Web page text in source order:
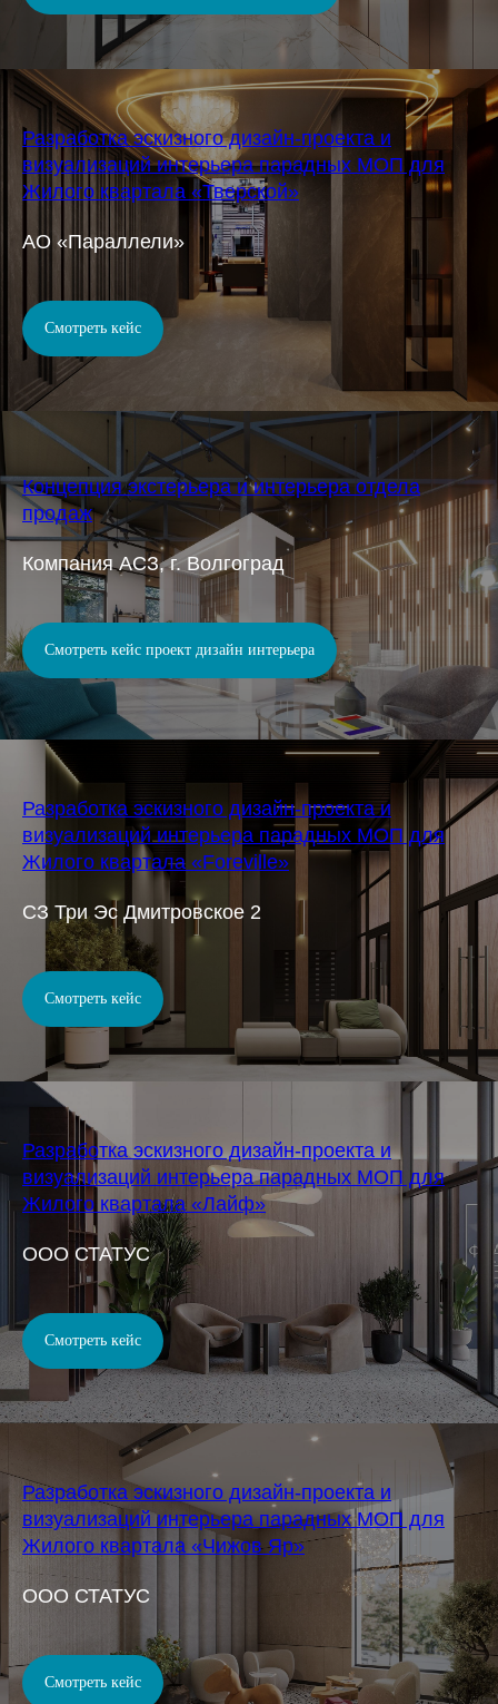
Разработка эскизного дизайн-проекта и
визуализаций интерьера парадных МОП для
Жилого квартала «Тверской»
АО «Параллели»
Смотреть кейс
Концепция экстерьера и интерьера отдела
продаж
Компания АСЗ, г. Волгоград
Смотреть кейс проект дизайн интерьера
Разработка эскизного дизайн-проекта и
визуализаций интерьера парадных МОП для
Жилого квартала «Foreville»
СЗ Три Эс Дмитровское 2
Смотреть кейс
Разработка эскизного дизайн-проекта и
визуализаций интерьера парадных МОП для
Жилого квартала «Лайф»
OOO СТАТУС
Смотреть кейс
Разработка эскизного дизайн-проекта и
визуализаций интерьера парадных МОП для
Жилого квартала «Чижов Яр»
OOO СТАТУС
Смотреть кейс